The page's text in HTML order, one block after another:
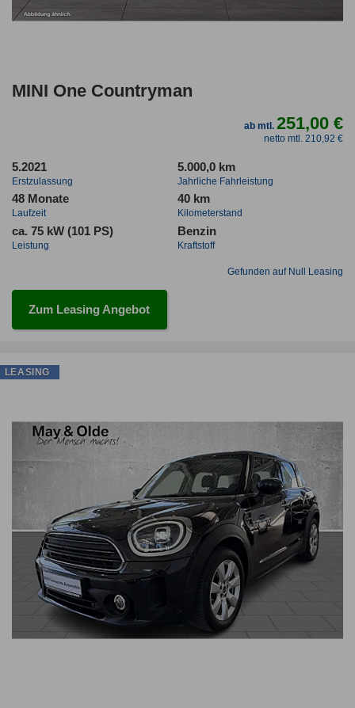
MINI One Countryman
ab mtl.251,00 €
netto mtl. 210,92 €
5.2021
Erstzulassung
5.000,0 km
Jahrliche Fahrleistung
48 Monate
Laufzeit
40 km
Kilometerstand
ca. 75 kW (101 PS)
Leistung
Benzin
Kraftstoff
Gefunden auf Null Leasing
Zum Leasing Angebot
LEASING